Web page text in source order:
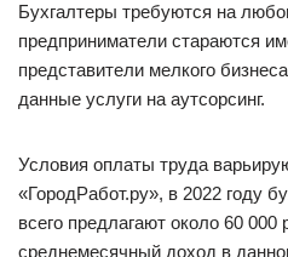
Бухгалтеры требуются на
предприниматели стараются
представители мелкого
данные услуги на аутсорсинг.
Условия оплаты труда
«ГородРабот.ру», в 2022 году
всего предлагают около 60
среднемесячный доход в